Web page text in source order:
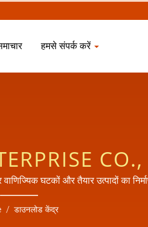
हमसे संपर्क करें
घटकों और तैयार उत्पादों का
पंजीकृत निर्माता भी है।
/ डाउनलोड केंद्र